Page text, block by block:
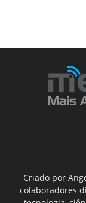
Criado por
colaboradores